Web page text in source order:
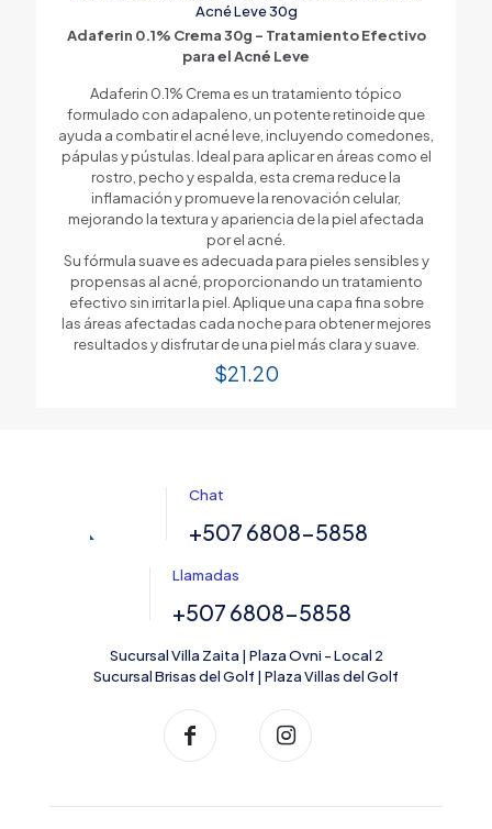
Acné Leve 30g
Adaferin 0.1% Crema 30g – Tratamiento Efectivo
para el Acné Leve
Adaferin 0.1% Crema es un tratamiento tópico
formulado con adapaleno, un potente retinoide que
ayuda a combatir el acné leve, incluyendo comedones,
pápulas y pústulas. Ideal para aplicar en áreas como el
rostro, pecho y espalda, esta crema reduce la
inflamación y promueve la renovación celular,
mejorando la textura y apariencia de la piel afectada
por el acné.
Su fórmula suave es adecuada para pieles sensibles y
propensas al acné, proporcionando un tratamiento
efectivo sin irritar la piel. Aplique una capa fina sobre
las áreas afectadas cada noche para obtener mejores
resultados y disfrutar de una piel más clara y suave.
$21.20
Chat
+507 6808-5858
Llamadas
+507 6808-5858
Sucursal Villa Zaita | Plaza Ovni - Local 2
Sucursal Brisas del Golf | Plaza Villas del Golf